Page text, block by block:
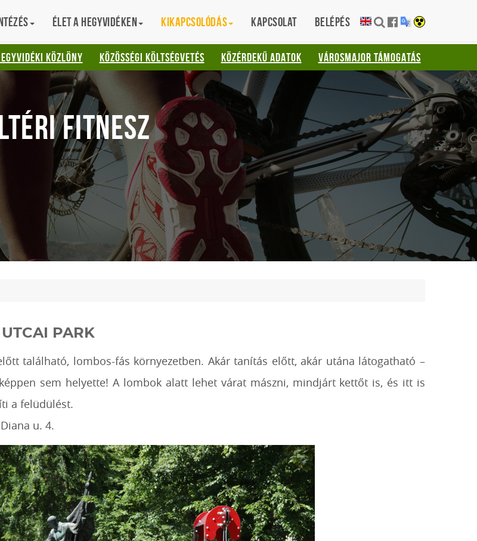
Élet a hegyvidéken Kikapcsolódás Kapcsolat Belépés
KÖZLÖNY KÖZÖSSÉGI KÖLTSÉGVETÉS KÖZÉRDEKŰ ADATOK VÁROSMAJOR TÁMOGATÁS
FITNESZ
PARK
található, lombos-fás környezetben. Akár tanítás előtt, akár utána látogatható –
sem helyette! A lombok alatt lehet várat mászni, mindjárt kettőt is, és itt is
a felüdülést.
u. 4.